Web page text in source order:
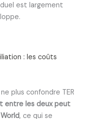
est largement
: les coûts
plus confondre TER
entre les deux peut
, ce qui se